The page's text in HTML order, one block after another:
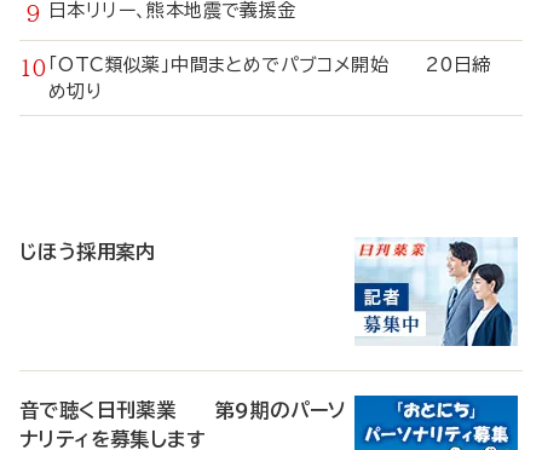
日本リリー、熊本地震で義援金
「OTC類似薬」中間まとめでパブコメ開始 20日締
め切り
じほう採用案内
音で聴く日刊薬業 第9期のパーソ
ナリティを募集します